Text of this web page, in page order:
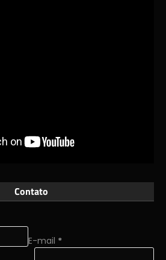
Contato
E-mail *